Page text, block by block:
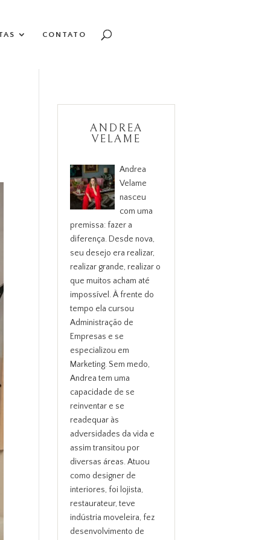
CONTATO
ANDREA
VELAME
Andrea
Velame
nasceu
com uma
premissa: fazer a
diferença. Desde nova,
seu desejo era realizar,
realizar grande, realizar o
que muitos acham até
impossível. À frente do
tempo ela cursou
Administração de
Empresas e se
especializou em
Marketing. Sem medo,
Andrea tem uma
capacidade de se
reinventar e se
readequar às
adversidades da vida e
assim transitou por
diversas áreas. Atuou
como designer de
interiores, foi lojista,
restaurateur, teve
indústria moveleira, fez
desenvolvimento de